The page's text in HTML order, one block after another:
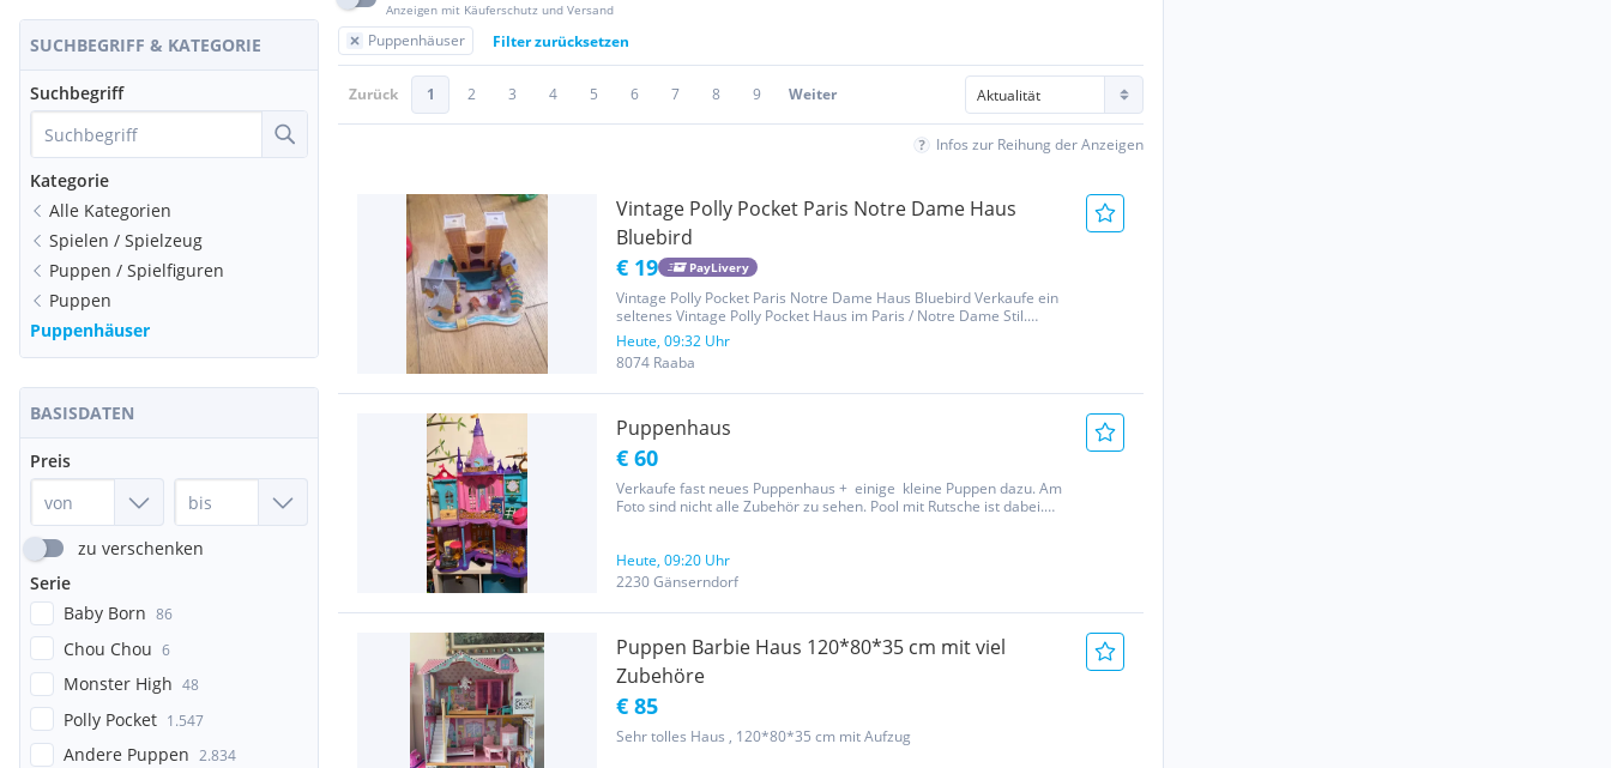
SUCHBEGRIFF & KATEGORIE
Suchbegriff
Kategorie
Alle Kategorien
Spielen / Spielzeug
Puppen / Spielfiguren
Puppen
Puppenhäuser
BASISDATEN
Preis
zu verschenken
Serie
Baby Born 86
Chou Chou 6
Monster High 48
Polly Pocket 1.547
Andere Puppen 2.834
Anzeigen mit Käuferschutz und Versand
Puppenhäuser Filter zurücksetzen
Zurück 1 2 3 4 5 6 7 8 9 Weiter
Infos zur Reihung der Anzeigen
Vintage Polly Pocket Paris Notre Dame Haus
Bluebird
€ 19 PayLivery
Vintage Polly Pocket Paris Notre Dame Haus Bluebird Verkaufe ein
seltenes Vintage Polly Pocket Haus im Paris / Notre Dame Stil.
Original Vintage Polly Pocket Aufklappbares Haus Viele kleine
Details Sammlerstück Zustand: Gebraucht mit altersüblichen...
Heute, 09:32 Uhr
8074 Raaba
Puppenhaus
€ 60
Verkaufe fast neues Puppenhaus + einige kleine Puppen dazu. Am
Foto sind nicht alle Zubehör zu sehen. Pool mit Rutsche ist dabei.
Heute, 09:20 Uhr
2230 Gänserndorf
Puppen Barbie Haus 120*80*35 cm mit viel
Zubehöre
€ 85
Sehr tolles Haus , 120*80*35 cm mit Aufzug